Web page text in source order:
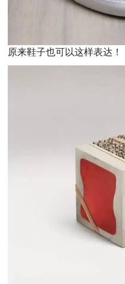
原来鞋子也可以这样表达！